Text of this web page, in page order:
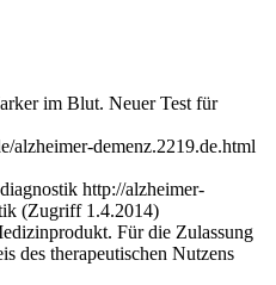
im Blut. Neuer Test für
alzheimer-demenz.2219.de.html
http://alzheimer-
(Zugriff 1.4.2014)
Für die Zulassung
des therapeutischen Nutzens